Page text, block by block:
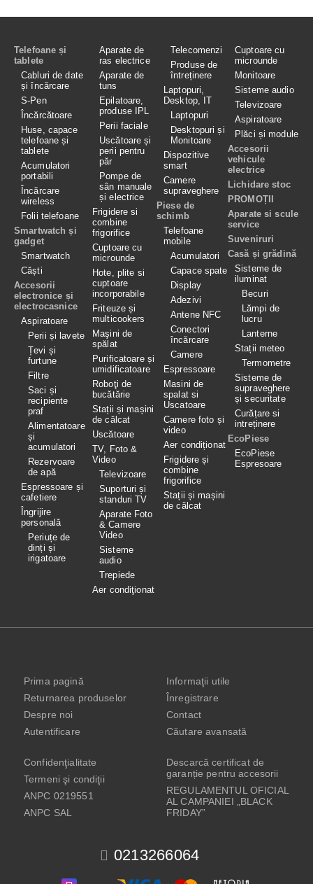
Telefoane și
tablete
Cabluri de date
și încărcare
S-Pen
Încărcătoare
Huse, capace
telefoane și
tablete
Acumulatori
portabili
Încărcare
wireless
Folii telefoane
Smartwatch și
gadget
Smartwatch
Căști
Accesorii
electronice și
electrocasnice
Aspiratoare
Perii și lavete
Țevi și
furtune
Filtre
Saci și
recipiente
praf
Alimentatoare
și
acumulatori
Rezervoare
de apă
Espressoare și
cafetiere
Îngrijire
personală
Periuțe de
dinți și
irigatoare
Aparate de
ras electrice
Aparate de
tuns
Epilatoare,
produse IPL
Perii faciale
Uscătoare și
perii pentru
păr
Pompe de
sân manuale
și electrice
Frigidere si
combine
frigorifice
Cuptoare cu
microunde
Hote, plite si
cuptoare
incorporabile
Friteuze și
multicookers
Maşini de
spălat
Purificatoare și
umidificatoare
Roboţi de
bucătărie
Stații și mașini
de călcat
Uscătoare
TV, Foto &
Video
Televizoare
Suporturi și
standuri TV
Aparate Foto
& Camere
Video
Sisteme
audio
Trepiede
Aer condiţionat
Telecomenzi
Produse de
întreținere
Laptopuri,
Desktop, IT
Laptopuri
Desktopuri și
Monitoare
Dispozitive
smart
Camere
supraveghere
Piese de
schimb
Telefoane
mobile
Acumulatori
Capace spate
Display
Adezivi
Antene NFC
Conectori
încărcare
Camere
Espressoare
Masini de
spalat si
Uscatoare
Camere foto și
video
Aer condiționat
Frigidere și
combine
frigorifice
Stații și mașini
de călcat
Cuptoare cu
microunde
Monitoare
Sisteme audio
Televizoare
Aspiratoare
Plăci și module
Accesorii
vehicule
electrice
Lichidare stoc
PROMOȚII
Aparate si scule
service
Suveniruri
Casă și grădină
Sisteme de
iluminat
Becuri
Lămpi de
lucru
Lanterne
Stații meteo
Termometre
Sisteme de
supraveghere
și securitate
Curățare si
intreținere
EcoPiese
EcoPiese
Espresoare
0213266064
Prima pagină
Returnarea produselor
Despre noi
Autentificare
Informaţii utile
Înregistrare
Contact
Căutare avansată
Confidenţialitate
Termeni şi condiţii
ANPC 0219551
ANPC SAL
Descarcă certificat de
garanție pentru accesorii
REGULAMENTUL OFICIAL
AL CAMPANIEI „BLACK
FRIDAY”